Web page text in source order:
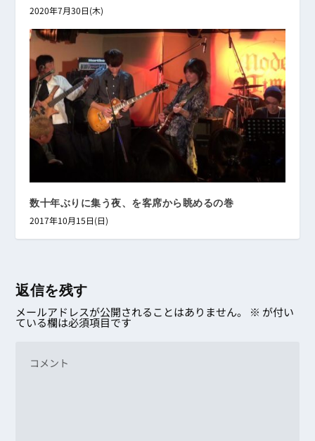
2020年7月30日(木)
数十年ぶりに集う夜、を客席から眺めるの巻
2017年10月15日(日)
返信を残す
メールアドレスが公開されることはありません。 ※ が付い
ている欄は必須項目です